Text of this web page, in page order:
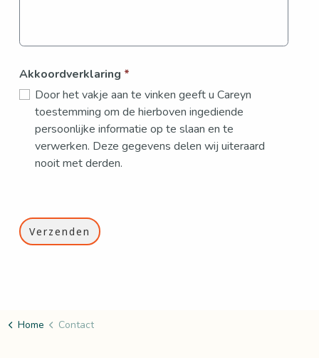
Akkoordverklaring *
Door het vakje aan te vinken geeft u Careyn
toestemming om de hierboven ingediende
persoonlijke informatie op te slaan en te
verwerken. Deze gegevens delen wij uiteraard
nooit met derden.
Home Contact